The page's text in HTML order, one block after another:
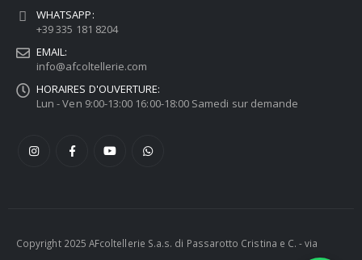
WHATSAPP:
+39 335 181 8204
EMAIL:
info@afcoltellerie.com
HORAIRES D'OUVERTURE:
Lun - Ven 9:00-13:00 16:00-18:00 Samedi sur demande
Copyright 2025 AFcoltellerie S.a.s. di Passarotto Cristina e C. - via